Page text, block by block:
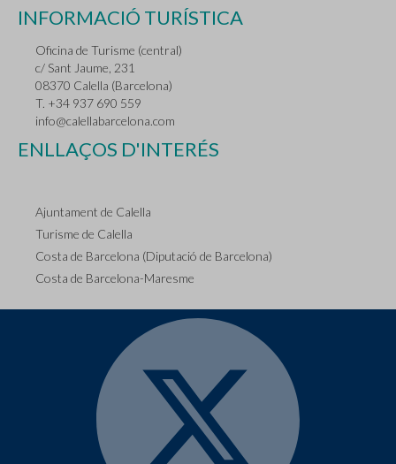
INFORMACIÓ TURÍSTICA
Oficina de Turisme (central)
c/ Sant Jaume, 231
08370 Calella (Barcelona)
T. +34 937 690 559
info@calellabarcelona.com
ENLLAÇOS D'INTERÉS
Ajuntament de Calella
Turisme de Calella
Costa de Barcelona (Diputació de Barcelona)
Costa de Barcelona-Maresme